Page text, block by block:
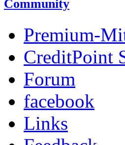
Community
Premium-
CreditPoint
Forum
facebook
Links